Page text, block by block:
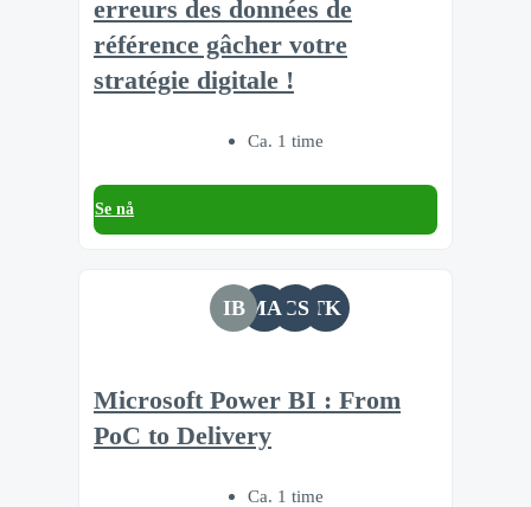
erreurs des données de
référence gâcher votre
stratégie digitale !
Ca. 1 time
Se nå
IB MACS TK
Microsoft Power BI : From
PoC to Delivery
Ca. 1 time